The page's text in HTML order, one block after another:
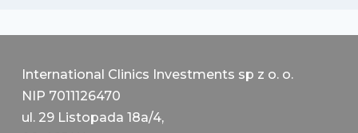
International Clinics Investments sp z o. o.
NIP 7011126470
ul. 29 Listopada 18a/4,